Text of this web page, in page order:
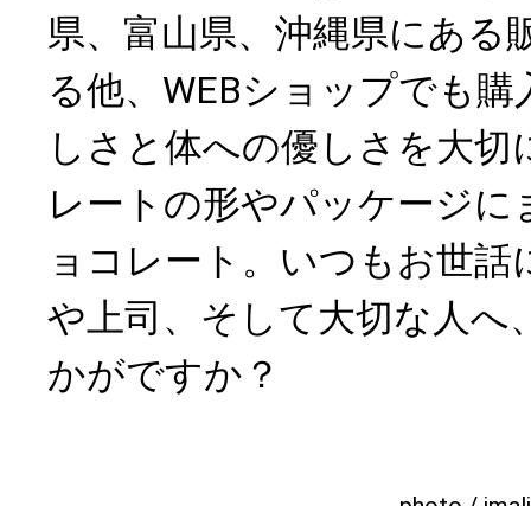
県、富山県、沖縄県にある
る他、WEBショップでも
しさと体への優しさを大
レートの形やパッケージ
ョコレート。いつもお世
や上司、そして大切な人へ
かがですか？